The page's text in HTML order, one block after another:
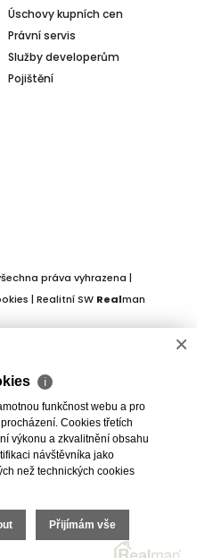
Úschovy kupních cen
Právní servis
Služby developerům
Pojištění
práva vyhrazena |
| Realitní SW Realman
×
ℹ
funkčnost webu a pro
Cookies třetích
výkonu a zkvalitnění obsahu
návštěvníka jako
než technických cookies
Přijímám vše